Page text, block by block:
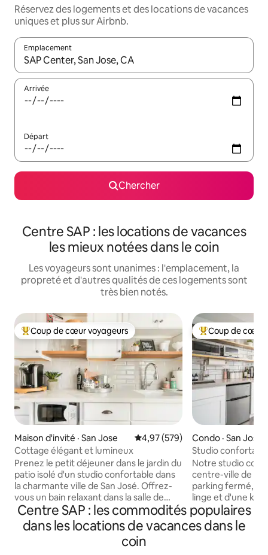
Réservez des logements et des locations de vacances
uniques et plus sur Airbnb.
Emplacement
Quand les résultats sont affichés, parcourez-les en utilisant
Arrivée
Départ
Chercher
Centre SAP : les locations de vacances
les mieux notées dans le coin
Les voyageurs sont unanimes : l'emplacement, la
propreté et d'autres qualités de ces logements sont
très bien notés.
Coup de cœur voyageurs parmi les plus aimés
Coup de cœur voyageurs
Maison d'invité · San Jose Note moyenne de 4,97 sur 5,
4,97 (579)
Cottage élégant et lumineux
Prenez le petit déjeuner dans le jardin du
patio isolé d'un studio confortable dans
la charmante ville de San José. Offrez-
vous un bain relaxant dans la salle de
bain toute blanche, détendez-vous avec
un livre dans une chaise ancienne sous la
fenêtre à guillotine ou blottissez-vous
dans le lit en bois sculpté près du feu. Le
Coup de cœur
Coup de cœur
Condo · San Jose
Studio
au centre-ville de
Notre studio
centre-ville de
parking fermé,
linge et d'une
approvisionnée
avec un four
ondes, un Keurig,
Centre SAP : les commodités populaires
dans les locations de vacances dans le
coin